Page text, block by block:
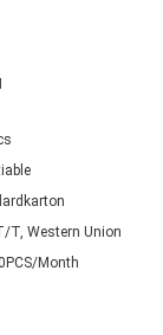
T, Western Union
Month